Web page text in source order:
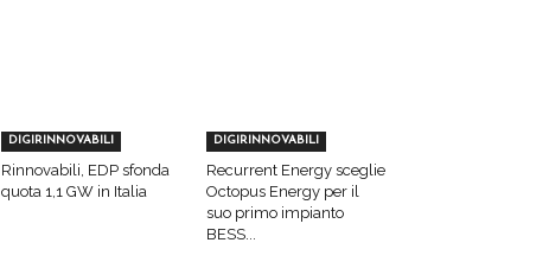
DIGIRINNOVABILI
Rinnovabili, EDP sfonda
quota 1,1 GW in Italia
DIGIRINNOVABILI
Recurrent Energy sceglie
Octopus Energy per il
suo primo impianto
BESS...